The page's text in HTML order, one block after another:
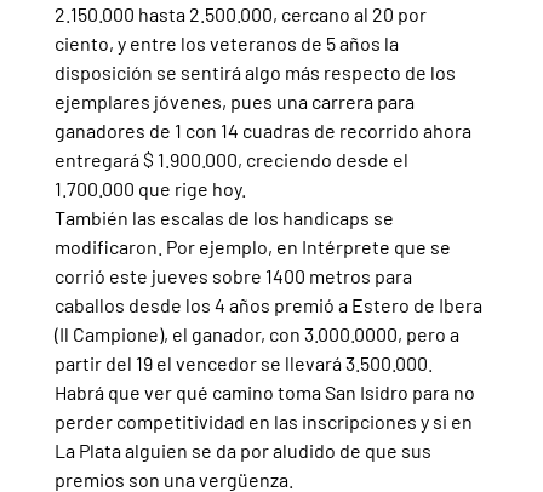
2.150.000 hasta 2.500.000, cercano al 20 por
ciento, y entre los veteranos de 5 años la
disposición se sentirá algo más respecto de los
ejemplares jóvenes, pues una carrera para
ganadores de 1 con 14 cuadras de recorrido ahora
entregará $ 1.900.000, creciendo desde el
1.700.000 que rige hoy.
También las escalas de los handicaps se
modificaron. Por ejemplo, en Intérprete que se
corrió este jueves sobre 1400 metros para
caballos desde los 4 años premió a Estero de Ibera
(Il Campione), el ganador, con 3.000.0000, pero a
partir del 19 el vencedor se llevará 3.500.000.
Habrá que ver qué camino toma San Isidro para no
perder competitividad en las inscripciones y si en
La Plata alguien se da por aludido de que sus
premios son una vergüenza.